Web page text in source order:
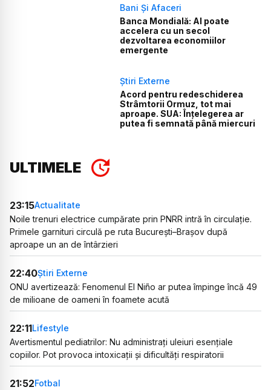
Bani Și Afaceri
Banca Mondială: AI poate
accelera cu un secol
dezvoltarea economiilor
emergente
Știri Externe
Acord pentru redeschiderea
Strâmtorii Ormuz, tot mai
aproape. SUA: Înțelegerea ar
putea fi semnată până miercuri
ULTIMELE
23:15Actualitate
Noile trenuri electrice cumpărate prin PNRR intră în circulație.
Primele garnituri circulă pe ruta București–Brașov după
aproape un an de întârzieri
22:40Știri Externe
ONU avertizează: Fenomenul El Niño ar putea împinge încă 49
de milioane de oameni în foamete acută
22:11Lifestyle
Avertismentul pediatrilor: Nu administrați uleiuri esențiale
copiilor. Pot provoca intoxicații și dificultăți respiratorii
21:52Fotbal